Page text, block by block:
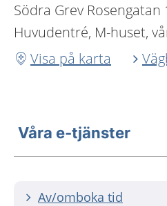
Södra Grev Rosengatan
Huvudentré, M-huset,
Visa på karta
Våra e-tjänster
Av/omboka tid